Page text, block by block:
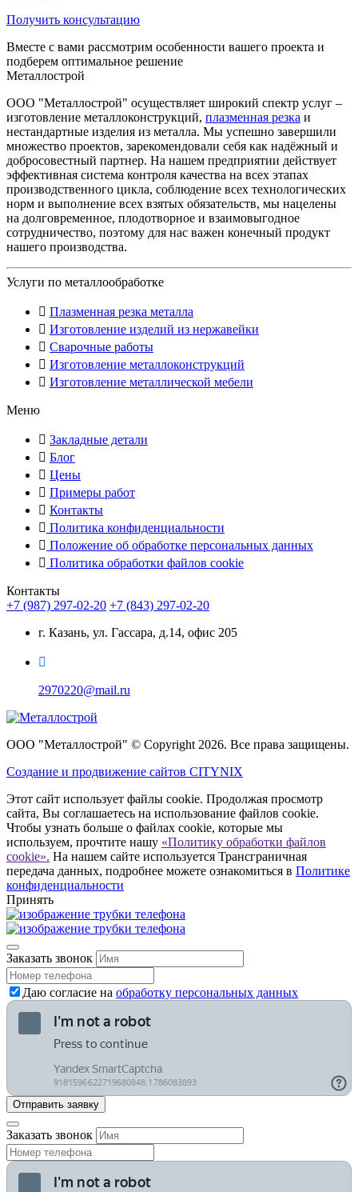
Получить консультацию
Вместе с вами рассмотрим особенности вашего проекта и
подберем оптимальное решение
Металлострой
ООО "Металлострой" осуществляет широкий спектр услуг –
изготовление металлоконструкций, плазменная резка и
нестандартные изделия из металла. Мы успешно завершили
множество проектов, зарекомендовали себя как надёжный и
добросовестный партнер. На нашем предприятии действует
эффективная система контроля качества на всех этапах
производственного цикла, соблюдение всех технологических
норм и выполнение всех взятых обязательств, мы нацелены
на долговременное, плодотворное и взаимовыгодное
сотрудничество, поэтому для нас важен конечный продукт
нашего производства.
Услуги по металлообработке
Плазменная резка металла
Изготовление изделий из нержавейки
Сварочные работы
Изготовление металлоконструкций
Изготовление металлической мебели
Меню
Закладные детали
Блог
Цены
Примеры работ
Контакты
Политика конфиденциальности
Положение об обработке персональных данных
Политика обработки файлов cookie
Контакты
+7 (987) 297-02-20 +7 (843) 297-02-20
г. Казань, ул. Гассара, д.14, офис 205
2970220@mail.ru
ООО "Металлострой" © Copyright 2026. Все права защищены.
Создание и продвижение сайтов CITYNIX
Этот сайт использует файлы cookie. Продолжая просмотр
сайта, Вы соглашаетесь на использование файлов cookie.
Чтобы узнать больше о файлах cookie, которые мы
используем, прочтите нашу «Политику обработки файлов
cookie». На нашем сайте используется Трансграничная
передача данных, подробнее можете ознакомиться в Политике
конфиденциальности
Принять
Заказать звонок
Даю согласие на обработку персональных данных
Заказать звонок